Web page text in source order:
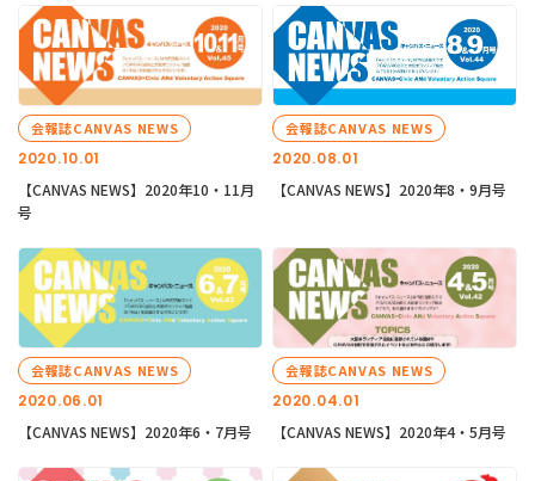
2020.10.01
会報誌CANVAS NEWS
【CANVAS NEWS】2020年10・11月
号
2020.08.01
会報誌CANVAS NEWS
【CANVAS NEWS】2020年8・9月号
2020.06.01
会報誌CANVAS NEWS
【CANVAS NEWS】2020年6・7月号
2020.04.01
会報誌CANVAS NEWS
【CANVAS NEWS】2020年4・5月号